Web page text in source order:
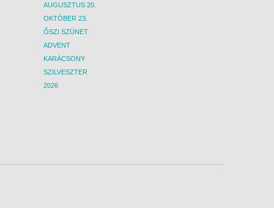
AUGUSZTUS 20.
OKTÓBER 23.
ŐSZI SZÜNET
ADVENT
KARÁCSONY
SZILVESZTER
2026